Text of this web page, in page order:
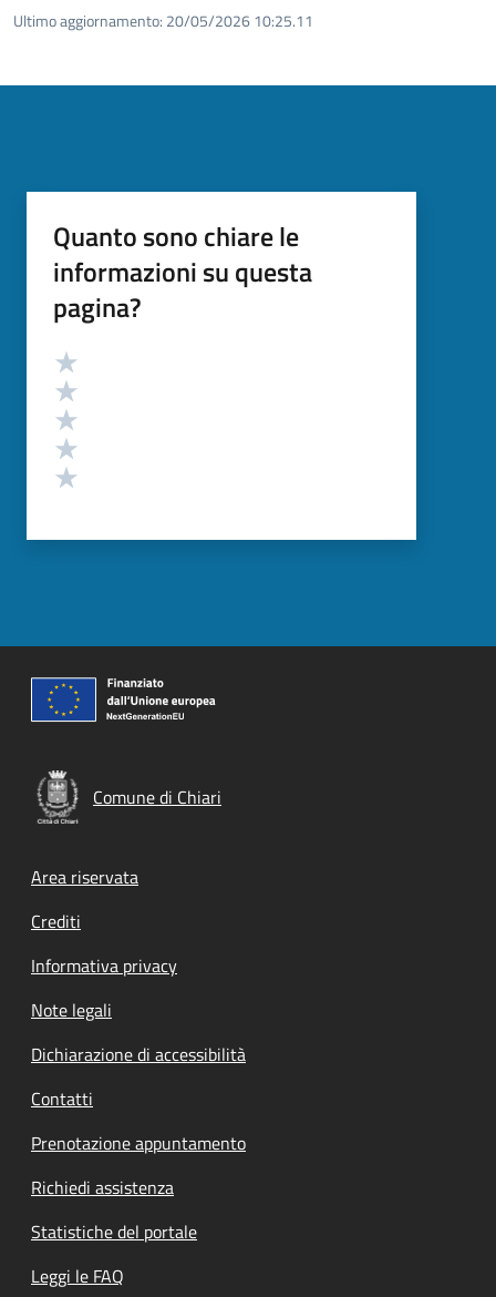
Ultimo aggiornamento: 20/05/2026 10:25.11
Quanto sono chiare le
informazioni su questa
pagina?
Valutazione
Comune di Chiari
Footer menu
Area riservata
Crediti
Informativa privacy
Note legali
Dichiarazione di accessibilità
Contatti
Prenotazione appuntamento
Richiedi assistenza
Statistiche del portale
Leggi le FAQ